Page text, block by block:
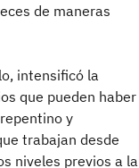
de maneras
intensificó la
que pueden haber
y
trabajan desde
niveles previos a la